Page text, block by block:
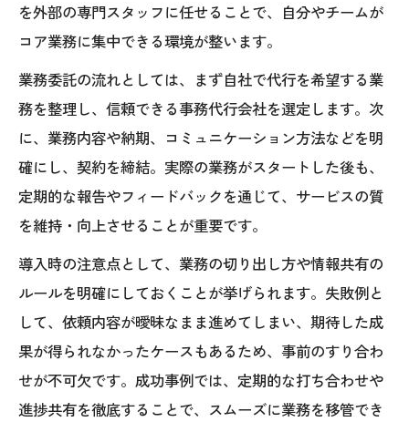
を外部の専門スタッフに任せることで、自分やチームが
コア業務に集中できる環境が整います。
業務委託の流れとしては、まず自社で代行を希望する業
務を整理し、信頼できる事務代行会社を選定します。次
に、業務内容や納期、コミュニケーション方法などを明
確にし、契約を締結。実際の業務がスタートした後も、
定期的な報告やフィードバックを通じて、サービスの質
を維持・向上させることが重要です。
導入時の注意点として、業務の切り出し方や情報共有の
ルールを明確にしておくことが挙げられます。失敗例と
して、依頼内容が曖昧なまま進めてしまい、期待した成
果が得られなかったケースもあるため、事前のすり合わ
せが不可欠です。成功事例では、定期的な打ち合わせや
進捗共有を徹底することで、スムーズに業務を移管でき